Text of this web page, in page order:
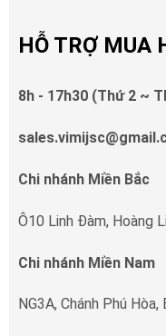
HỖ TRỢ MUA
8h - 17h30 (Thứ 2 ~
Chi nhánh Miền Bắc
Ô10 Linh Đàm, Hoàng
Chi nhánh Miền Nam
NG3A, Chánh Phú